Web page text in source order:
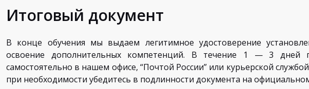
Итоговый документ
В конце обучения мы выдаем легитимное удостоверение
освоение дополнительных компетенций. В течение 1 — 3 дней
самостоятельно в нашем офисе, “Почтой России” или курьерской
при необходимости убедитесь в подлинности документа на